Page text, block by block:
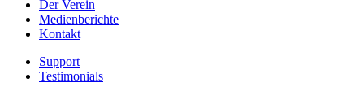
Der Verein
Medienberichte
Kontakt
Support
Testimonials